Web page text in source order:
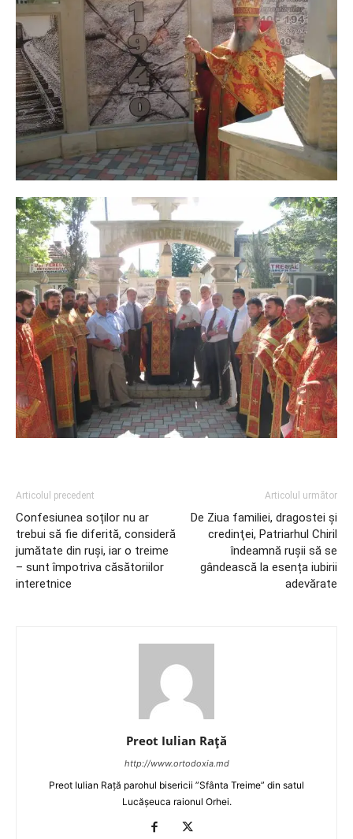
Articolul precedent
Confesiunea soților nu ar
trebui să fie diferită, consideră
jumătate din ruşi, iar o treime
– sunt împotriva căsătoriilor
interetnice
Articolul următor
De Ziua familiei, dragostei şi
credinţei, Patriarhul Chiril
îndeamnă ruşii să se
gândească la esența iubirii
adevărate
Preot Iulian Raţă
http://www.ortodoxia.md
Preot Iulian Rață parohul bisericii ”Sfânta Treime” din satul
Lucășeuca raionul Orhei.